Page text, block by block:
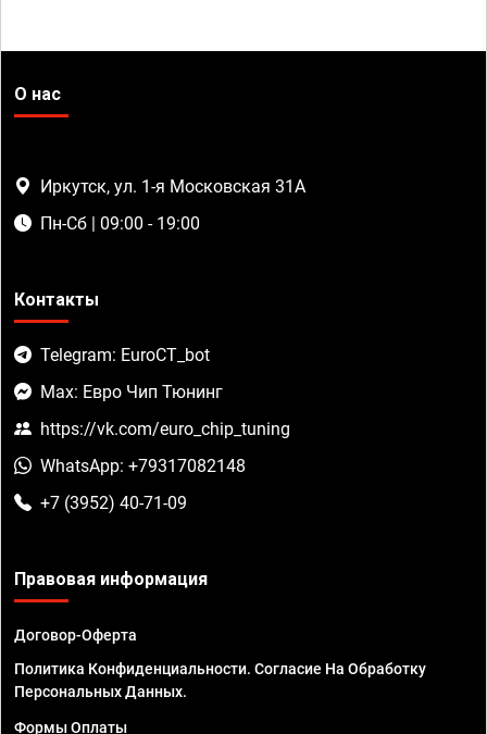
О нас
Иркутск, ул. 1-я Московская 31А
Пн-Сб | 09:00 - 19:00
Контакты
Telegram: EuroCT_bot
Max: Евро Чип Тюнинг
https://vk.com/euro_chip_tuning
WhatsApp: +79317082148
+7 (3952) 40-71-09
Правовая информация
Договор-Оферта
Политика Конфиденциальности. Согласие На Обработку
Персональных Данных.
Формы Оплаты